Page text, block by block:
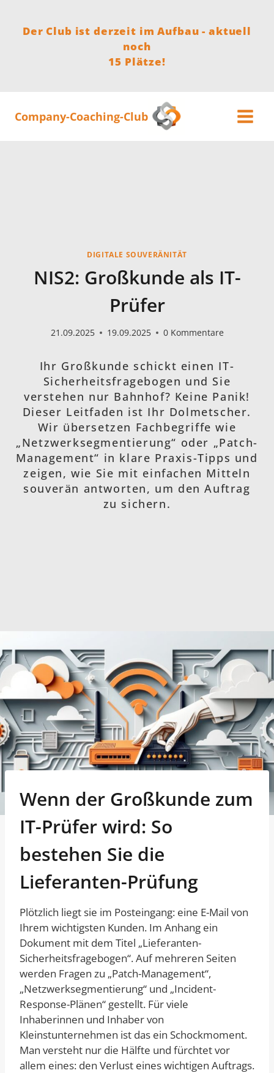
springenDer Club ist derzeit im Aufbau - aktuell
noch
15 Plätze!
Company-Coaching-Club
DIGITALE SOUVERÄNITÄT
NIS2: Großkunde als IT-
Prüfer
21.09.2025 19.09.2025 0 Kommentare
Ihr Großkunde schickt einen IT-
Sicherheitsfragebogen und Sie
verstehen nur Bahnhof? Keine Panik!
Dieser Leitfaden ist Ihr Dolmetscher.
Wir übersetzen Fachbegriffe wie
„Netzwerksegmentierung“ oder „Patch-
Management“ in klare Praxis-Tipps und
zeigen, wie Sie mit einfachen Mitteln
souverän antworten, um den Auftrag
zu sichern.
Wenn der Großkunde zum
IT-Prüfer wird: So
bestehen Sie die
Lieferanten-Prüfung
Plötzlich liegt sie im Posteingang: eine E-Mail von
Ihrem wichtigsten Kunden. Im Anhang ein
Dokument mit dem Titel „Lieferanten-
Sicherheitsfragebogen“. Auf mehreren Seiten
werden Fragen zu „Patch-Management“,
„Netzwerksegmentierung“ und „Incident-
Response-Plänen“ gestellt. Für viele
Inhaberinnen und Inhaber von
Kleinstunternehmen ist das ein Schockmoment.
Man versteht nur die Hälfte und fürchtet vor
allem eines: den Verlust eines wichtigen Auftrags.